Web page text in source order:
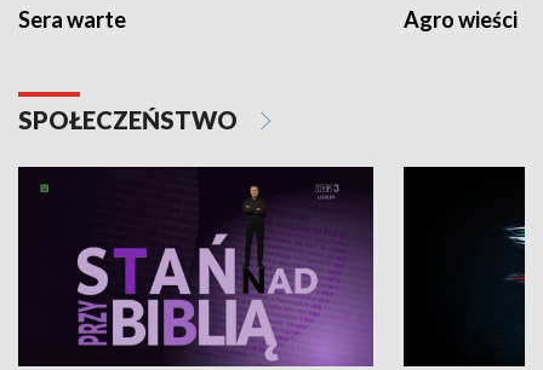
Sera warte Agro wieści
SPOŁECZEŃSTWO